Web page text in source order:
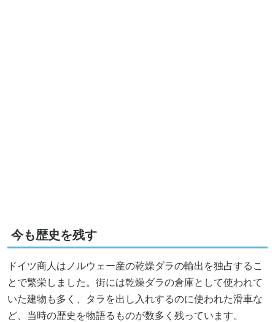
今も歴史を残す
ドイツ商人はノルウェー産の乾燥ダラの輸出を独占するこ
とで繁栄しました。街には乾燥ダラの倉庫として使われて
いた建物も多く、タラを出し入れするのに使われた滑車な
ど、当時の歴史を物語るものが数多く残っています。